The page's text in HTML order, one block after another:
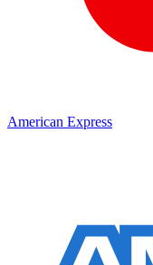
American Express